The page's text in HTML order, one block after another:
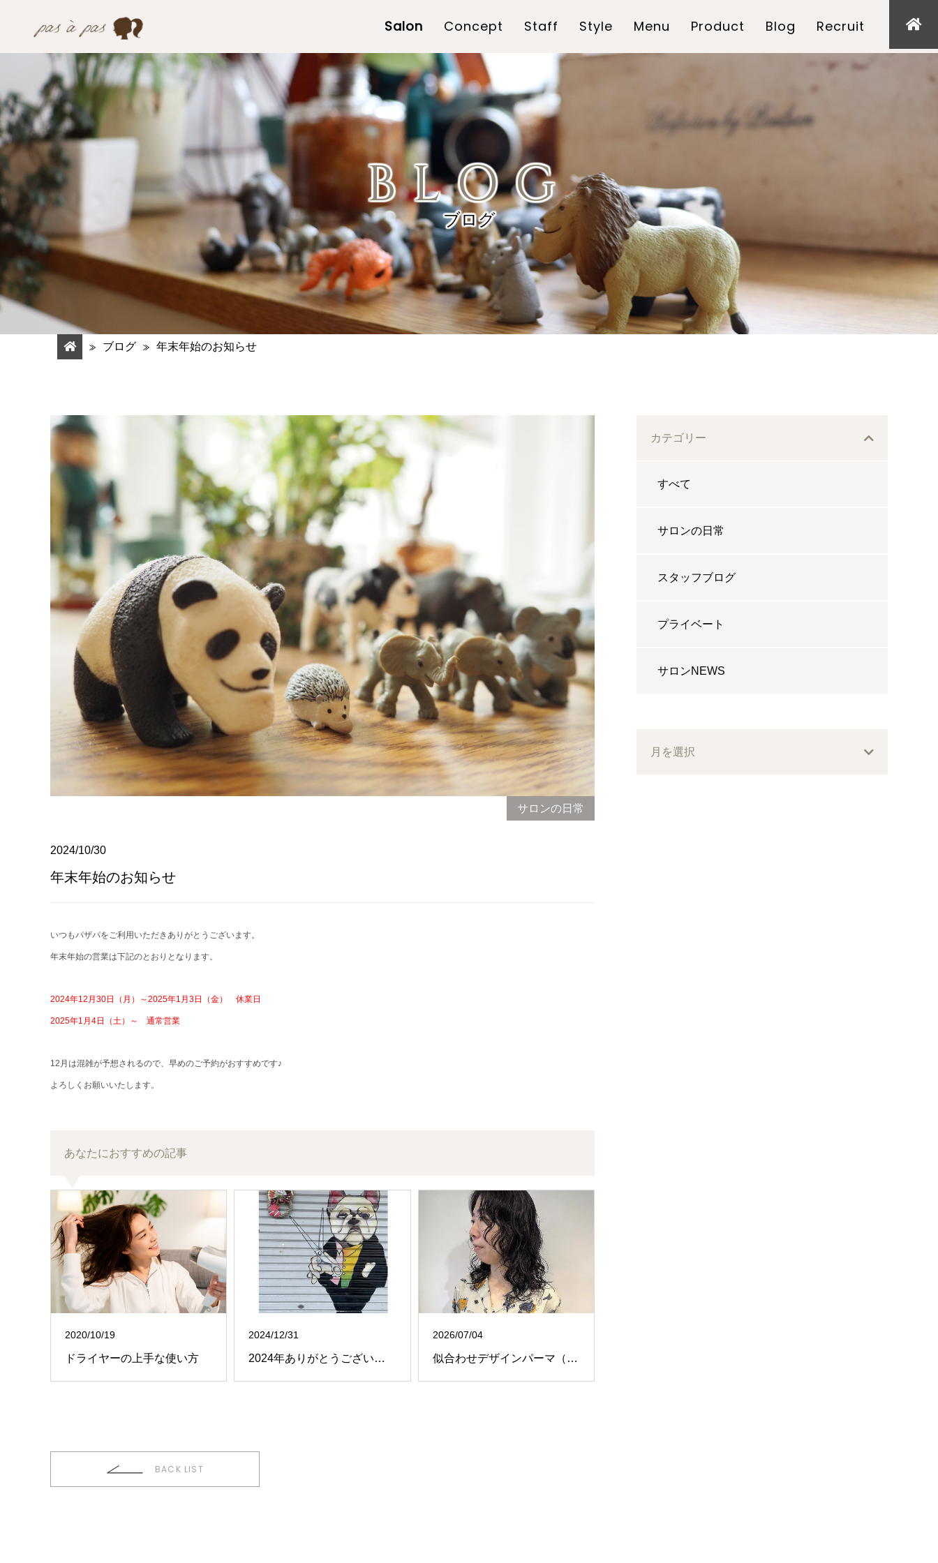
Salon Concept Staff Style Menu Product Blog Recruit
BLOG
ブログ
ブログ 年末年始のお知らせ
サロンの日常
2024/10/30
年末年始のお知らせ
いつもパザパをご利用いただきありがとうございます。
年末年始の営業は下記のとおりとなります。
2024年12月30日（月）～2025年1月3日（金） 休業日
2025年1月4日（土）～ 通常営業
12月は混雑が予想されるので、早めのご予約がおすすめです♪
よろしくお願いいたします。
あなたにおすすめの記事
2020/10/19
ドライヤーの上手な使い方
2024/12/31
2024年ありがとうございました！
2026/07/04
似合わせデザインパーマ（鹿内）
BACK LIST
カテゴリー
すべて
サロンの日常
スタッフブログ
プライベート
サロンNEWS
月を選択